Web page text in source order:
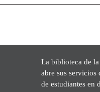
La biblioteca de
abre sus servicios
de estudiantes en